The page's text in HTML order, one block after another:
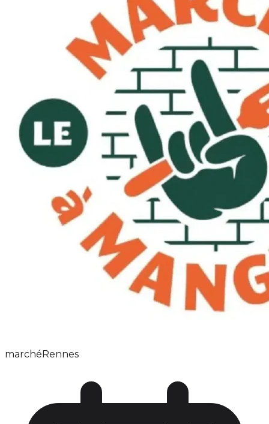
marchéRennes